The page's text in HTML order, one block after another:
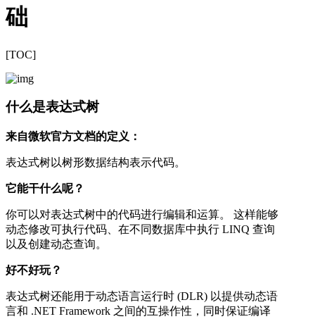
础
[TOC]
什么是表达式树
来自微软官方文档的定义：
表达式树以树形数据结构表示代码。
它能干什么呢？
你可以对表达式树中的代码进行编辑和运算。 这样能够
动态修改可执行代码、在不同数据库中执行 LINQ 查询
以及创建动态查询。
好不好玩？
表达式树还能用于动态语言运行时 (DLR) 以提供动态语
言和 .NET Framework 之间的互操作性，同时保证编译